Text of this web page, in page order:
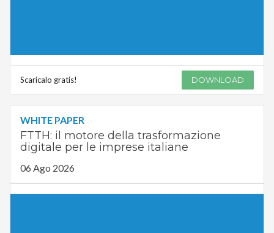
Scaricalo gratis! DOWNLOAD
WHITE PAPER
FTTH: il motore della trasformazione
digitale per le imprese italiane
06 Ago 2026